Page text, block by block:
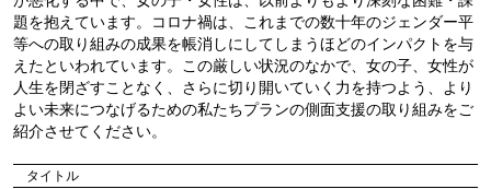
題を抱えています。コロナ禍は、これまでの数十年のジェンダー平
等への取り組みの成果を帳消しにしてしまうほどのインパクトを与
えたといわれています。この厳しい状況のなかで、女の子、女性が
人生を閉ざすことなく、さらに切り開いていく力を持つよう、より
よい未来につなげるための私たちプランの側面支援の取り組みをご
紹介させてください。
タイトル